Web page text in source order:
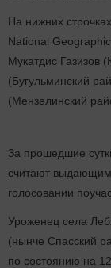
На нижних
National
Мукатдис Газизов
(Бугульминский
(Мензелинский
За прошедшие
считают
голосовании
Уроженец села
(нынче Спасский
по состоянию на